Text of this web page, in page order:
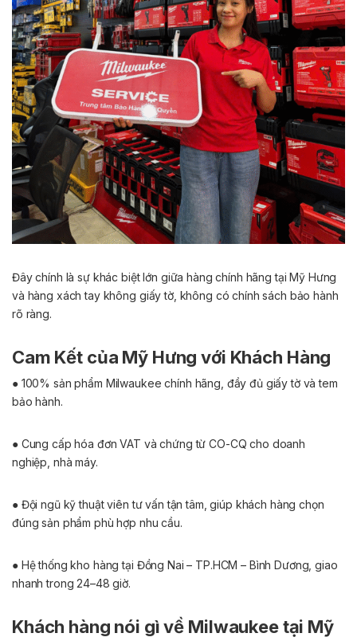
Đây chính là sự khác biệt lớn giữa hàng chính hãng tại Mỹ Hưng
và hàng xách tay không giấy tờ, không có chính sách bảo hành
rõ ràng.
Cam Kết của Mỹ Hưng với Khách Hàng
● 100% sản phẩm Milwaukee chính hãng, đầy đủ giấy tờ và tem
bảo hành.
● Cung cấp hóa đơn VAT và chứng từ CO-CQ cho doanh
nghiệp, nhà máy.
● Đội ngũ kỹ thuật viên tư vấn tận tâm, giúp khách hàng chọn
đúng sản phẩm phù hợp nhu cầu.
● Hệ thống kho hàng tại Đồng Nai – TP.HCM – Bình Dương, giao
nhanh trong 24–48 giờ.
Khách hàng nói gì về Milwaukee tại Mỹ